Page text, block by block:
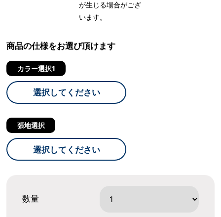
が生じる場合がござ
います。
商品の仕様をお選び頂けます
カラー選択1
選択してください
張地選択
選択してください
数量